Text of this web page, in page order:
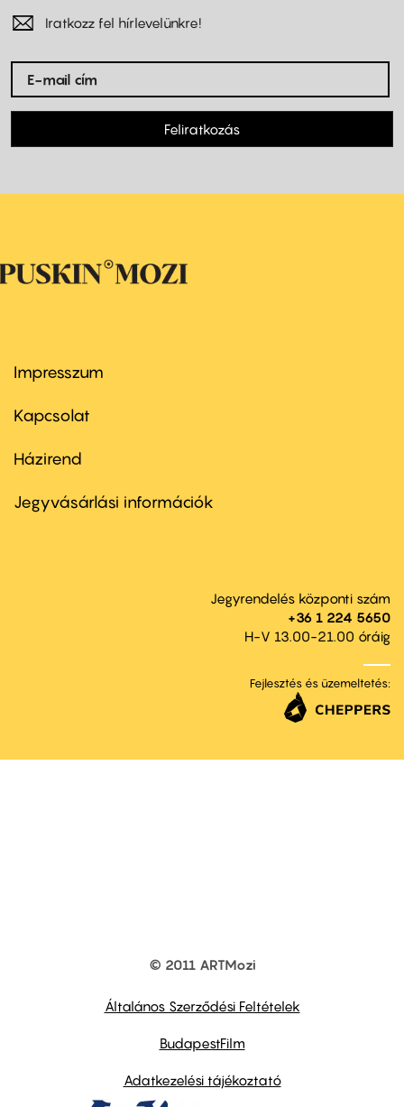
Iratkozz fel hírlevelünkre!
Feliratkozás
Footer
first
Impresszum
Kapcsolat
Footer
second
Házirend
Jegyvásárlási információk
Jegyrendelés központi szám
+36 1 224 5650
H-V 13.00-21.00 óráig
Fejlesztés és üzemeltetés:
© 2011 ARTMozi
Általános Szerződési Feltételek
BudapestFilm
Adatkezelési tájékoztató